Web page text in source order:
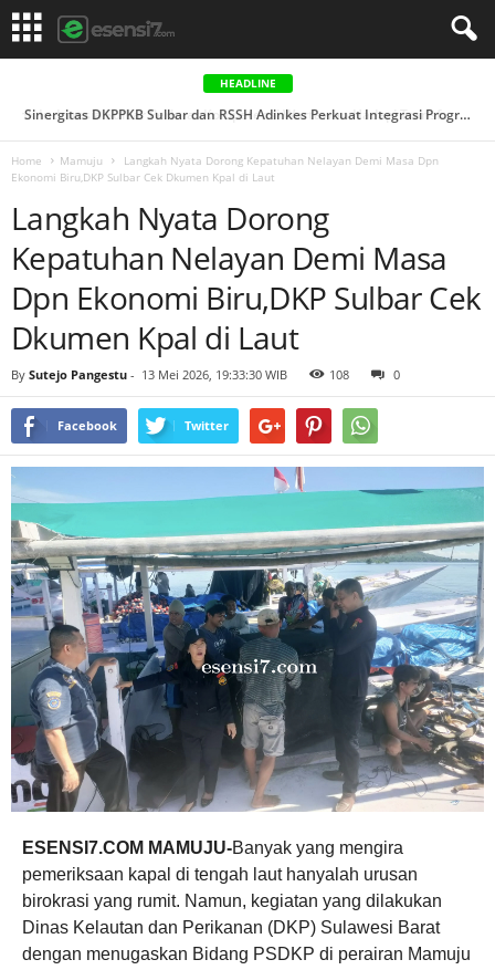
HEADLINE
Sinergitas DKPPKB Sulbar dan RSSH Adinkes Perkuat Integrasi Program AIDS, Tuberkulosis & Malaria di ...
Home Mamuju
Langkah Nyata Dorong Kepatuhan Nelayan Demi Masa Dpn
Ekonomi Biru,DKP Sulbar Cek Dkumen Kpal di Laut
Langkah Nyata Dorong
Kepatuhan Nelayan Demi Masa
Dpn Ekonomi Biru,DKP Sulbar Cek
Dkumen Kpal di Laut
By Sutejo Pangestu - 13 Mei 2026, 19:33:30 WIB 108 0
Facebook Twitter
ESENSI7.COM MAMUJU-Banyak yang mengira
pemeriksaan kapal di tengah laut hanyalah urusan
birokrasi yang rumit. Namun, kegiatan yang dilakukan
Dinas Kelautan dan Perikanan (DKP) Sulawesi Barat
dengan menugaskan Bidang PSDKP di perairan Mamuju